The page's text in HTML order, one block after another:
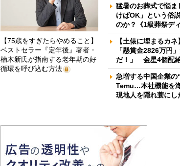
【75歳をすぎたらやめること】
ベストセラー『定年後』著者・
楠木新氏が指南する老年期の好
循環を呼び込む方法
猛暑のお葬式で悩
けばOK」という俗
のか？《1級葬祭デ
【土俵に埋まるカ
「懸賞金2826万円
だ！」 金星4個配
急増する中国企業
Temu…本社機能を
現地人を隠れ蓑に